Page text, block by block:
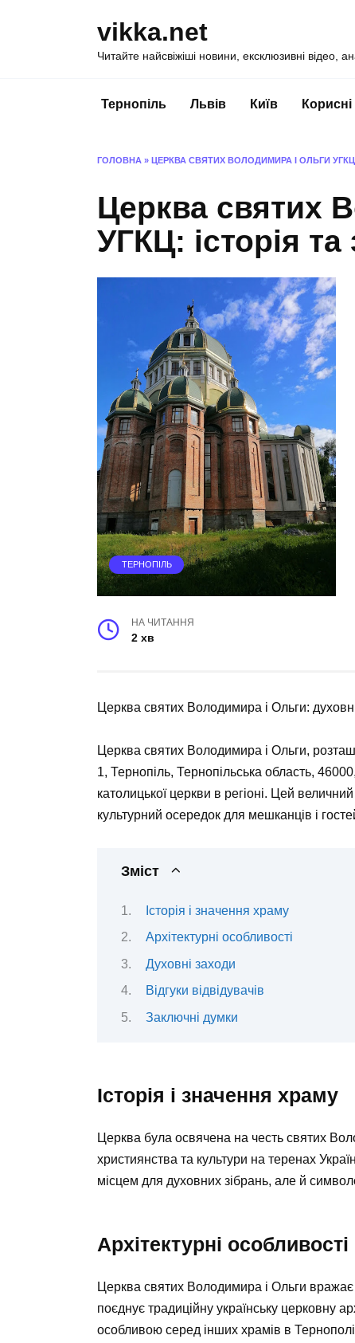
vikka.net
Читайте найсвіжіші новини, ексклюзивні відео,
Тернопіль Львів Київ
ГОЛОВНА » ЦЕРКВА СВЯТИХ ВОЛОДИМИРА І ОЛЬГИ
Церква святих
УГКЦ: історія
ТЕРНОПІЛЬ
НА ЧИТАННЯ
2 хв
Церква святих Володимира і Ольги:
Церква святих Володимира і Ольги,
1, Тернопіль, Тернопільська область,
католицької церкви в регіоні. Цей
культурний осередок для мешканців і
Зміст
Історія і значення храму
Архітектурні особливості
Духовні заходи
Відгуки відвідувачів
Заключні думки
Історія і значення храму
Церква була освячена на честь святих
християнства та культури на теренах
місцем для духовних зібрань, але й
Архітектурні особливості
Церква святих Володимира і Ольги
поєднує традиційну українську церковну
особливою серед інших храмів в